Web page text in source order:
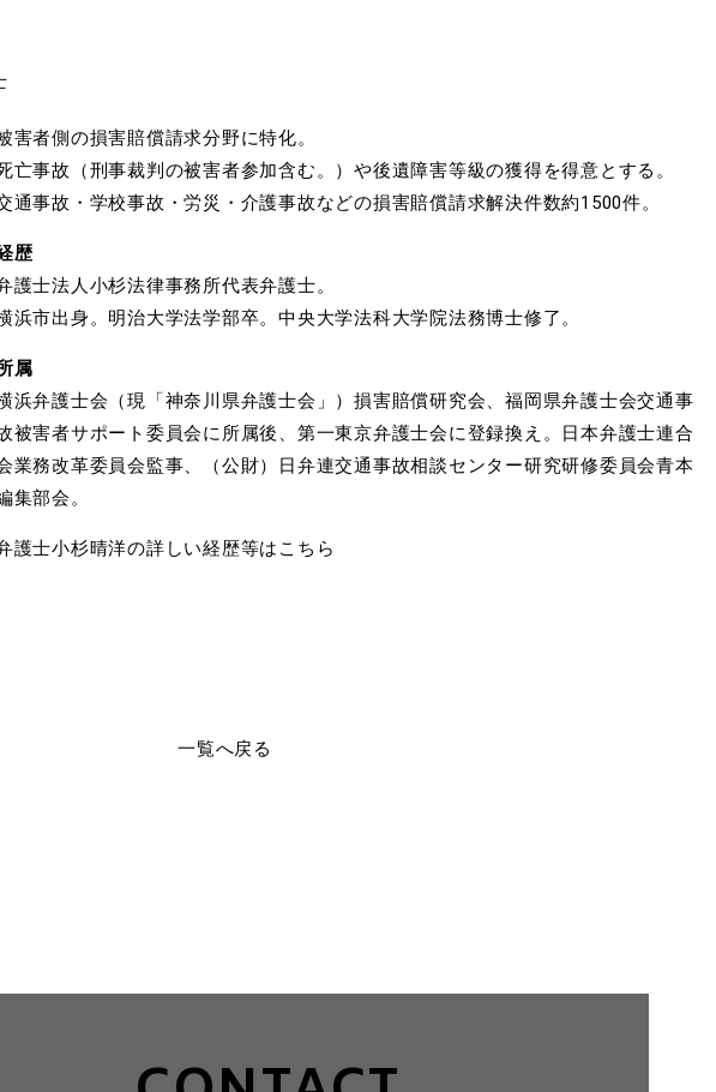
害者側の損害賠償請求分野に特化。
亡事故（刑事裁判の被害者参加含む。）や後遺障害等級の獲得を得意とする。
通事故・学校事故・労災・介護事故などの損害賠償請求解決件数約1500件。
歴
護士法人小杉法律事務所代表弁護士。
浜市出身。明治大学法学部卒。中央大学法科大学院法務博士修了。
属
浜弁護士会（現「神奈川県弁護士会」）損害賠償研究会、福岡県弁護士会交通事
被害者サポート委員会に所属後、第一東京弁護士会に登録換え。日本弁護士連合
業務改革委員会監事、（公財）日弁連交通事故相談センター研究研修委員会青本
集部会。
護士小杉晴洋の詳しい経歴等はこちら
一覧へ戻る